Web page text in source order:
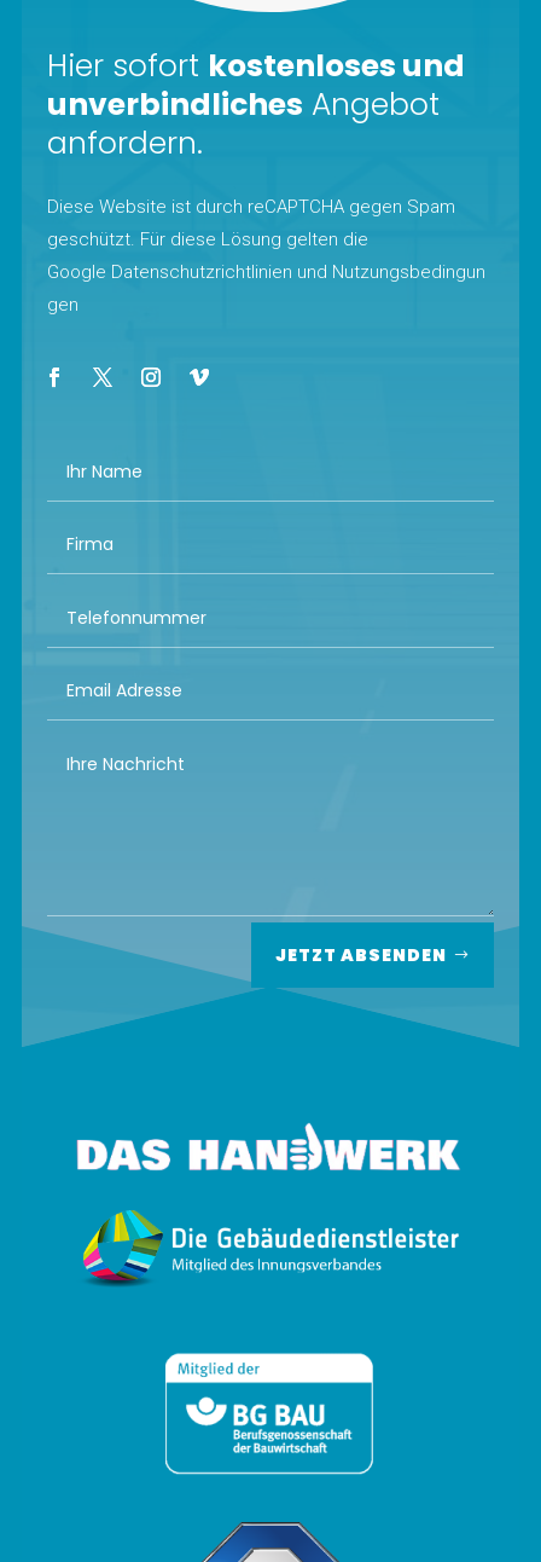
Hier sofort kostenloses und
unverbindliches Angebot
anfordern.
Diese Website ist durch reCAPTCHA gegen Spam
geschützt. Für diese Lösung gelten die
Google Datenschutzrichtlinien und Nutzungsbedingun
gen
JETZT ABSENDEN